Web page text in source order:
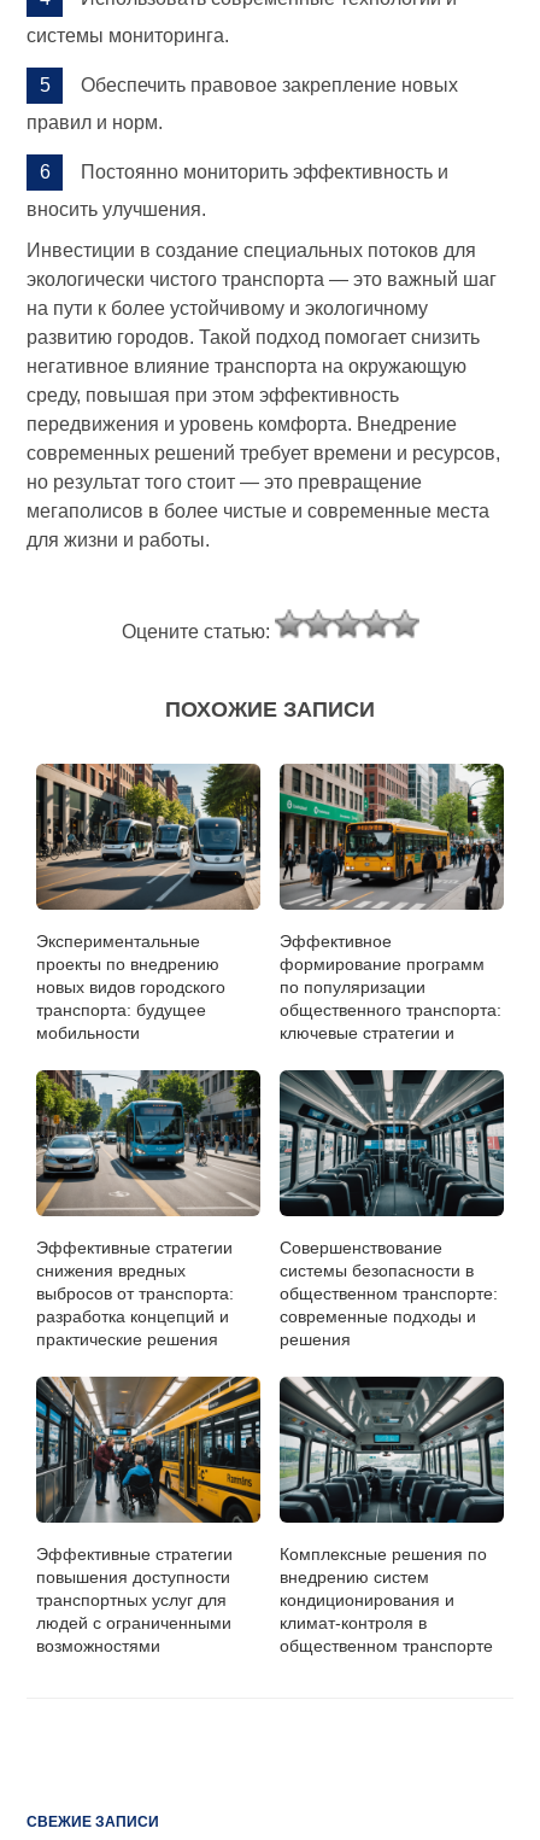
системы мониторинга.
Обеспечить правовое закрепление новых
правил и норм.
Постоянно мониторить эффективность и
вносить улучшения.
Инвестиции в создание специальных потоков для
экологически чистого транспорта — это важный шаг
на пути к более устойчивому и экологичному
развитию городов. Такой подход помогает снизить
негативное влияние транспорта на окружающую
среду, повышая при этом эффективность
передвижения и уровень комфорта. Внедрение
современных решений требует времени и ресурсов,
но результат того стоит — это превращение
мегаполисов в более чистые и современные места
для жизни и работы.
Оцените статью:
ПОХОЖИЕ ЗАПИСИ
Экспериментальные
проекты по внедрению
новых видов городского
транспорта: будущее
мобильности
Эффективное
формирование программ
по популяризации
общественного транспорта:
ключевые стратегии и
Эффективные стратегии
снижения вредных
выбросов от транспорта:
разработка концепций и
практические решения
Совершенствование
системы безопасности в
общественном транспорте:
современные подходы и
решения
Эффективные стратегии
повышения доступности
транспортных услуг для
людей с ограниченными
возможностями
Комплексные решения по
внедрению систем
кондиционирования и
климат-контроля в
общественном транспорте
СВЕЖИЕ ЗАПИСИ